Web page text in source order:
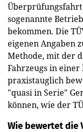
sogenannte
bekommen. Die
eigenen Angaben
Methode, mit der
Fahrzeugs in
praxistauglich
"quasi in Serie"
können, wie der
Wie bewertet die